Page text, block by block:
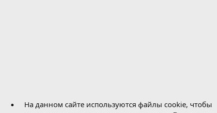
На данном сайте используются файлы cookie, чтобы